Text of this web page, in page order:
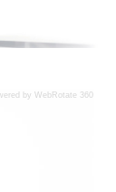
by WebRotate 360